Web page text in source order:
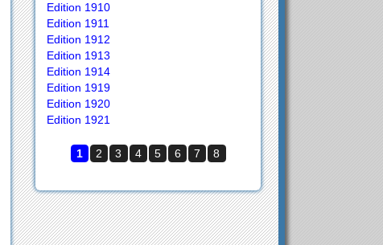
Edition 1910
Edition 1911
Edition 1912
Edition 1913
Edition 1914
Edition 1919
Edition 1920
Edition 1921
1 2 3 4 5 6 7 8